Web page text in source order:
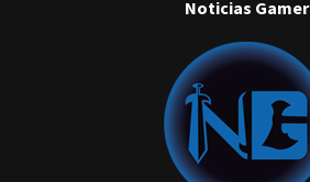
Noticias Gamer